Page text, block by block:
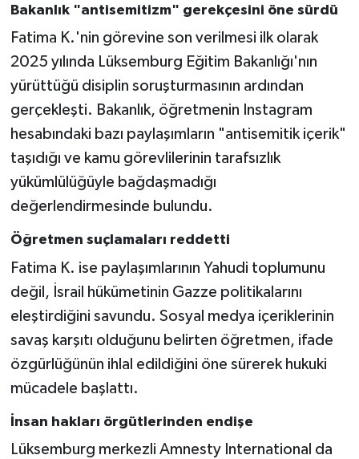
Bakanlık "antisemitizm" gerekçesini öne sürdü
Fatima K.'nin görevine son verilmesi ilk olarak
2025 yılında Lüksemburg Eğitim Bakanlığı'nın
yürüttüğü disiplin soruşturmasının ardından
gerçekleşti. Bakanlık, öğretmenin Instagram
hesabındaki bazı paylaşımların "antisemitik içerik"
taşıdığı ve kamu görevlilerinin tarafsızlık
yükümlülüğüyle bağdaşmadığı
değerlendirmesinde bulundu.
Öğretmen suçlamaları reddetti
Fatima K. ise paylaşımlarının Yahudi toplumunu
değil, İsrail hükümetinin Gazze politikalarını
eleştirdiğini savundu. Sosyal medya içeriklerinin
savaş karşıtı olduğunu belirten öğretmen, ifade
özgürlüğünün ihlal edildiğini öne sürerek hukuki
mücadele başlattı.
İnsan hakları örgütlerinden endişe
Lüksemburg merkezli Amnesty International da